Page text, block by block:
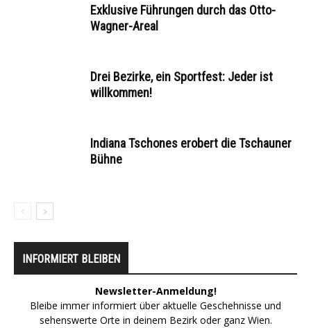
Exklusive Führungen durch das Otto-
Wagner-Areal
Drei Bezirke, ein Sportfest: Jeder ist
willkommen!
Indiana Tschones erobert die Tschauner
Bühne
INFORMIERT BLEIBEN
Newsletter-Anmeldung!
Bleibe immer informiert über aktuelle Geschehnisse und
sehenswerte Orte in deinem Bezirk oder ganz Wien.